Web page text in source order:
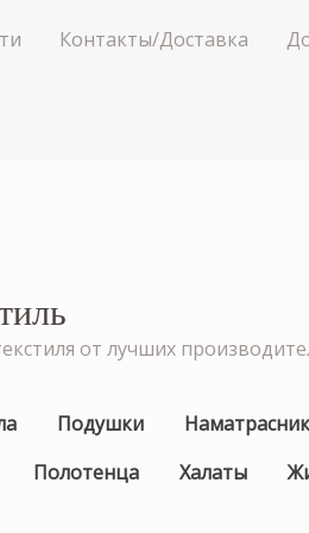
Контакты/Доставка
от лучших
Подушки
Полотенца Халаты